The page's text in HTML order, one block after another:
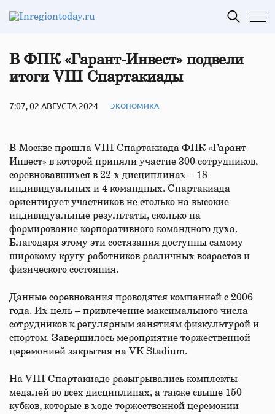
В ФПК «Гарант-Инвест» подвели
итоги VIII Спартакиады
7:07, 02 АВГУСТА 2024 ЭКОНОМИКА
В Москве прошла VIII Спартакиада ФПК «Гарант-
Инвест» в которой приняли участие 300 сотрудников,
соревновавшихся в 22-х дисциплинах – 18
индивидуальных и 4 командных. Спартакиада
ориентирует участников не столько на высокие
индивидуальные результаты, сколько на
формирование корпоративного командного духа.
Благодаря этому эти состязания доступны самому
широкому кругу работников различных возрастов и
физического состояния.
Данные соревнования проводятся компанией с 2006
года. Их цель – привлечение максимального числа
сотрудников к регулярным занятиям физкультурой и
спортом. Завершилось мероприятие торжественной
церемонией закрытия на VK Stadium.
На VIII Спартакиаде разыгрывались комплекты
медалей во всех дисциплинах, а также свыше 150
кубков, которые в ходе торжественной церемонии